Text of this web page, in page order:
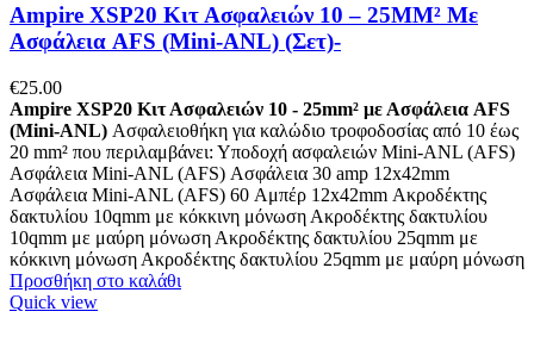
Ampire XSP20 Κιτ Ασφαλειών 10 – 25MM² Με
Ασφάλεια AFS (Mini-ANL) (Σετ)-
€25.00
Ampire XSP20 Κιτ Ασφαλειών 10 - 25mm² με Ασφάλεια AFS
(Mini-ANL) Ασφαλειοθήκη για καλώδιο τροφοδοσίας από 10 έως
20 mm² που περιλαμβάνει: Υποδοχή ασφαλειών Mini-ANL (AFS)
Ασφάλεια Mini-ANL (AFS) Ασφάλεια 30 amp 12x42mm
Ασφάλεια Mini-ANL (AFS) 60 Αμπέρ 12x42mm Ακροδέκτης
δακτυλίου 10qmm με κόκκινη μόνωση Ακροδέκτης δακτυλίου
10qmm με μαύρη μόνωση Ακροδέκτης δακτυλίου 25qmm με
κόκκινη μόνωση Ακροδέκτης δακτυλίου 25qmm με μαύρη μόνωση
Προσθήκη στο καλάθι
Quick view